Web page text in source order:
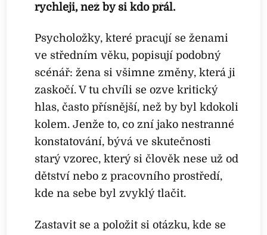
rychleji, než by si kdo přál.
Psycholožky, které pracují se ženami
ve středním věku, popisují podobný
scénář: žena si všimne změny, která ji
zaskočí. V tu chvíli se ozve kritický
hlas, často přísnější, než by byl kdokoli
kolem. Jenže to, co zní jako nestranné
konstatování, bývá ve skutečnosti
starý vzorec, který si člověk nese už od
dětství nebo z pracovního prostředí,
kde na sebe byl zvyklý tlačit.
Zastavit se a položit si otázku, kde se